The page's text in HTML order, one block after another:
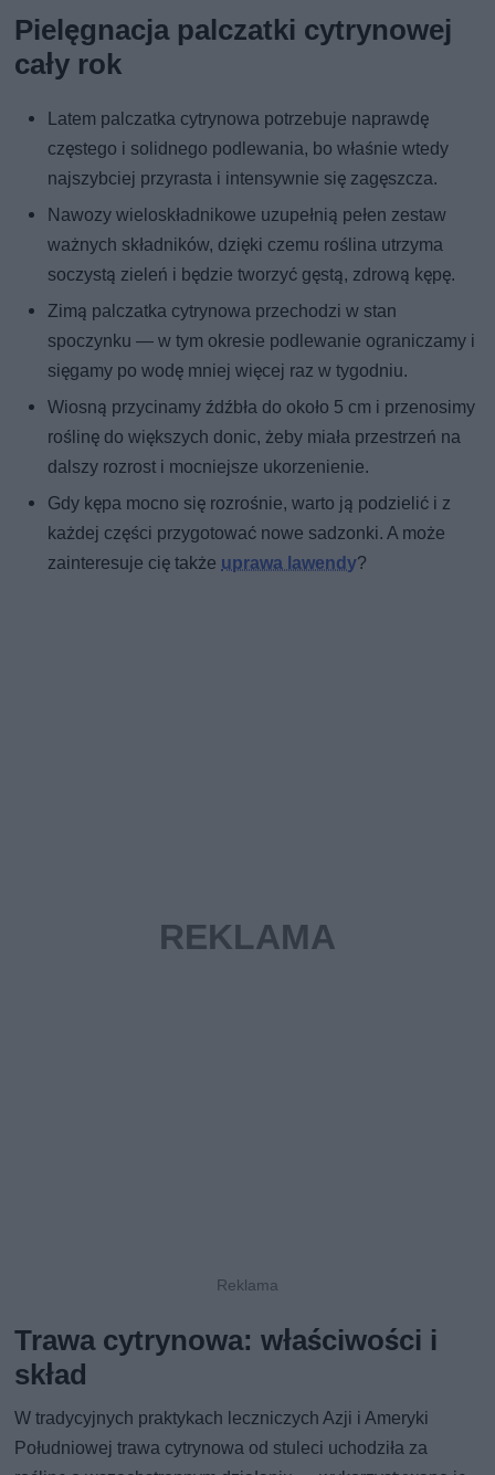
Pielęgnacja palczatki cytrynowej
cały rok
Latem palczatka cytrynowa potrzebuje naprawdę
częstego i solidnego podlewania, bo właśnie wtedy
najszybciej przyrasta i intensywnie się zagęszcza.
Nawozy wieloskładnikowe uzupełnią pełen zestaw
ważnych składników, dzięki czemu roślina utrzyma
soczystą zieleń i będzie tworzyć gęstą, zdrową kępę.
Zimą palczatka cytrynowa przechodzi w stan
spoczynku — w tym okresie podlewanie ograniczamy i
sięgamy po wodę mniej więcej raz w tygodniu.
Wiosną przycinamy źdźbła do około 5 cm i przenosimy
roślinę do większych donic, żeby miała przestrzeń na
dalszy rozrost i mocniejsze ukorzenienie.
Gdy kępa mocno się rozrośnie, warto ją podzielić i z
każdej części przygotować nowe sadzonki. A może
zainteresuje cię także uprawa lawendy?
Trawa cytrynowa: właściwości i
skład
W tradycyjnych praktykach leczniczych Azji i Ameryki
Południowej trawa cytrynowa od stuleci uchodziła za